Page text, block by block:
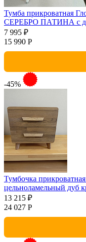
Тумба прикроватная
СЕРЕБРО ПАТИНА с
7 995 ₽
15 990 Р
-45%
Тумбочка
цельноламельный дуб
13 215 ₽
24 027 Р